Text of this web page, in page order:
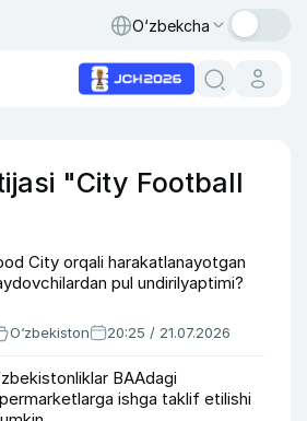
O‘zbekcha
"City Football
City orqali harakatlanayotgan
pul undirilyaptimi?
O‘zbekiston 20:25 / 21.07.2026
BAAdagi
ishga taklif etilishi